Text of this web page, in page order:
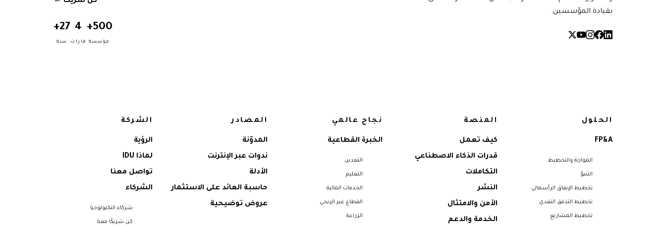
بقيادة المؤسسين.
500+
مؤسسة
4
قارات
27+
سنة
الحلول
FP&A
الموازنة والتخطيط
التنبؤ
تخطيط الإنفاق الرأسمالي
تخطيط التدفق النقدي
تخطيط المشاريع
المنصة
كيف تعمل
قدرات الذكاء الاصطناعي
التكاملات
النشر
الأمن والامتثال
الخدمة والدعم
نجاح عالمي
الخبرة القطاعية
التعدين
التعليم
الخدمات المالية
القطاع غير الربحي
الزراعة
المصادر
المدوّنة
ندوات عبر الإنترنت
الأدلة
حاسبة العائد على الاستثمار
عروض توضيحية
الشركة
الرؤية
لماذا IDU
تواصل معنا
الشركاء
شركاء التكنولوجيا
كن شريكًا معنا